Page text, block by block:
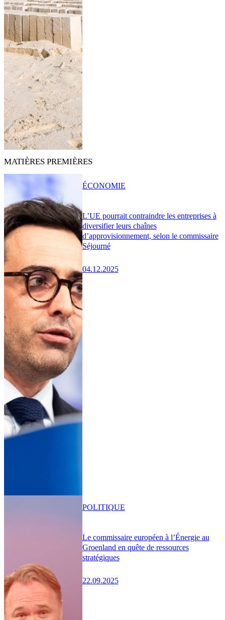
MATIÈRES PREMIÈRES
L’UE pourrait contraindre les entreprises à
diversifier leurs chaînes
d’approvisionnement, selon le commissaire
Séjourné
04.12.2025
ÉCONOMIE
Le commissaire européen à l’Énergie au
Groenland en quête de ressources
stratégiques
22.09.2025
POLITIQUE